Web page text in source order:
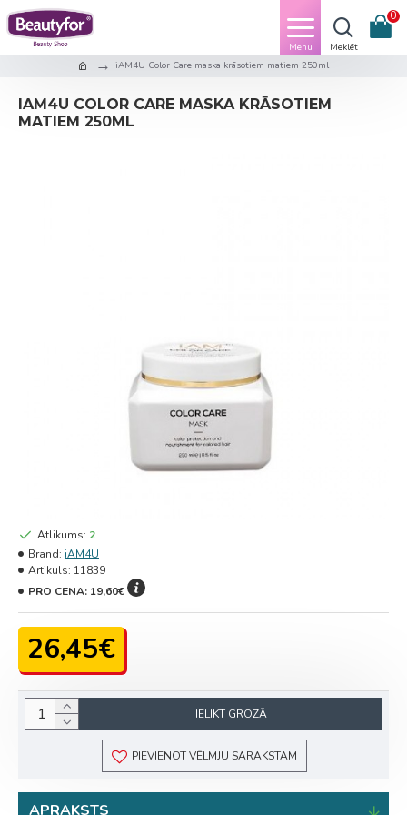
0
iAM4U Color Care maska krāsotiem matiem 250ml
IAM4U COLOR CARE MASKA KRĀSOTIEM
MATIEM 250ML
26,45€
Atlikums: 2
Brand: iAM4U
Artikuls: 11839
PRO CENA: 19,60€
IELIKT GROZĀ
PIEVIENOT VĒLMJU SARAKSTAM
APRAKSTS